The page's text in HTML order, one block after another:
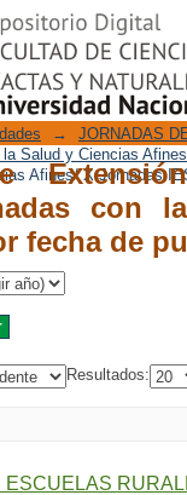
X
→
JORNADAS
Salud y Ciencias
Afines/ X Jornadas
con
fecha de
Resultados: